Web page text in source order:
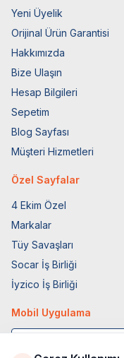
Yeni Üyelik
Orijinal Ürün Garantisi
Hakkımızda
Bize Ulaşın
Hesap Bilgileri
Sepetim
Blog Sayfası
Müşteri Hizmetleri
Özel Sayfalar
4 Ekim Özel
Markalar
Tüy Savaşları
Socar İş Birliği
İyzico İş Birliği
Mobil Uygulama